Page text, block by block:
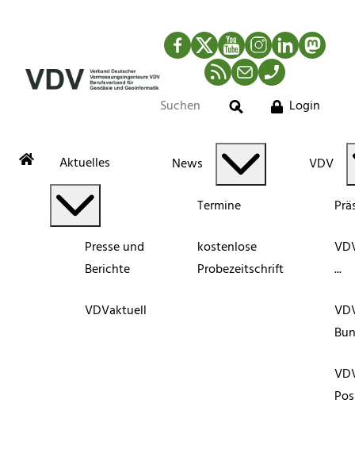
Facebook
TwitterYouTubeInstagram
LinkedIn
RSS-Newsfeed
MailTelefon
Suche
Login
Aktuelles
Presse und
Berichte
VDVaktuell
News
Termine
kostenlose
Probezeitschrift
VDV
...